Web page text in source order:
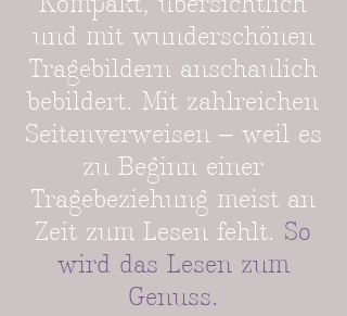
und mit wunderschönen
Tragebildern anschaulich
bebildert. Mit zahlreichen
Seitenverweisen – weil es
zu Beginn einer
Tragebeziehung meist an
Zeit zum Lesen fehlt. So
wird das Lesen zum
Genuss.